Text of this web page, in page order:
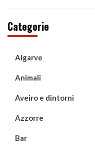
Categorie
Algarve
Animali
Aveiro e dintorni
Azzorre
Bar